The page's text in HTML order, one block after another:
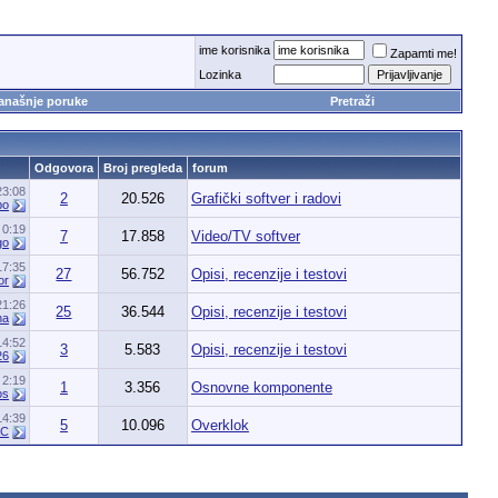
ime korisnika
Zapamti me!
Lozinka
poruke Pretraži
Odgovora Broj pregleda forum
2 20.526
Grafički softver i radovi
0:19
7 17.858
Video/TV softver
27 56.752
Opisi, recenzije i testovi
25 36.544
Opisi, recenzije i testovi
3 5.583
Opisi, recenzije i testovi
2:19
1 3.356
Osnovne komponente
5 10.096 Overklok